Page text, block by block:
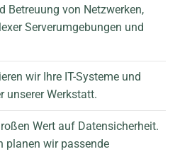
Betreuung von Netzwerken,
Serverumgebungen und
wir Ihre IT-Systeme und
unserer Werkstatt.
Wert auf Datensicherheit.
planen wir passende